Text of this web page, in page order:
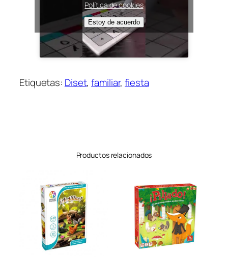
Política de cookies
Estoy de acuerdo
Etiquetas: Diset, familiar, fiesta
Productos relacionados